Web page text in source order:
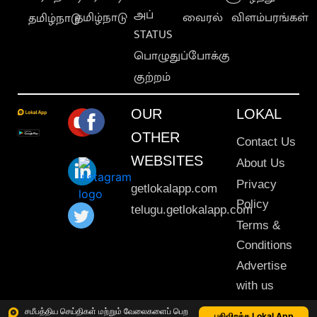
சமீபத்திய செய்திகள் மற்றும் வேலைகளைப் பெற
தமிழ்நாடுதமிழ்நாடு அப்
STATUS
பொழுதுப்போக்கு
குற்றம்
வைரல் விளம்பரங்கள்
OUR
OTHER
WEBSITES
getlokalapp.com
telugu.getlokalapp.com
LOKAL
Contact Us
About Us
Privacy
Policy
Terms &
Conditions
Advertise
with us
Sitemap